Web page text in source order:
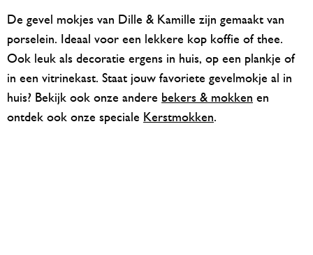
De gevel mokjes van Dille & Kamille zijn gemaakt van
porselein. Ideaal voor een lekkere kop koffie of thee.
Ook leuk als decoratie ergens in huis, op een plankje of
in een vitrinekast. Staat jouw favoriete gevelmokje al in
huis? Bekijk ook onze andere bekers & mokken en
ontdek ook onze speciale Kerstmokken.